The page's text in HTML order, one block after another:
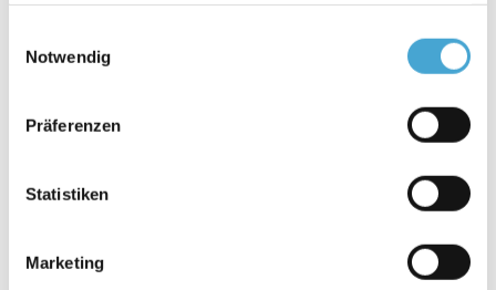
Notwendig
Präferenzen
Statistiken
Marketing